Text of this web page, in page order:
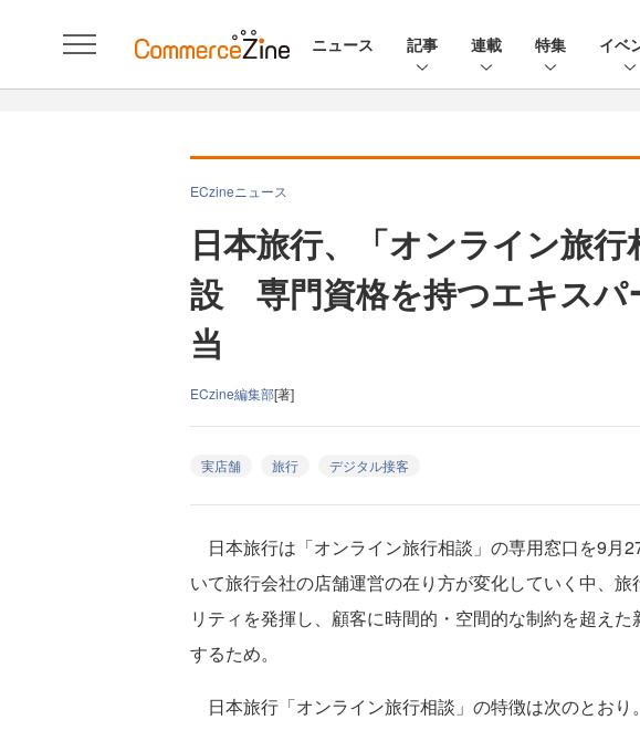
ニュース 記事 連載 特集 イベ
ECzineニュース
日本旅行、「オンライン旅
設 専門資格を持つエキスパ
当
ECzine編集部[著]
実店舗 旅行 デジタル接客
日本旅行は「オンライン旅行相談」の専用窓口を9月
いて旅行会社の店舗運営の在り方が変化していく中、
リティを発揮し、顧客に時間的・空間的な制約を超え
するため。
日本旅行「オンライン旅行相談」の特徴は次のとおり。